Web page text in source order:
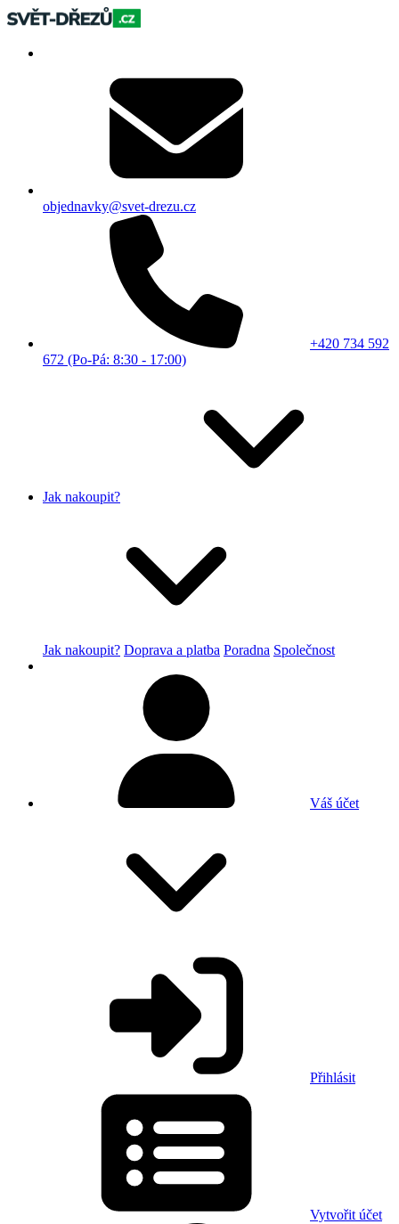
objednavky@svet-drezu.cz
+420 734 592
672 (Po-Pá: 8:30 - 17:00)
Jak nakoupit?
Jak nakoupit? Doprava a platba Poradna Společnost
Váš účet
Přihlásit
Vytvořit účet